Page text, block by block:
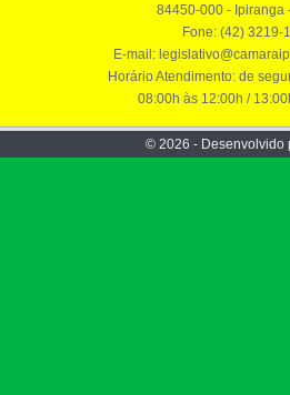
84450-000 - Ipiranga
Fone: (42) 3219-
E-mail:
Horário Atendimento: de
08:00h às 12:00h /
© 2026 - Desenvolvido